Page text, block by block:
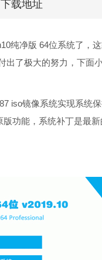
下载地址
纯净版 64位系统了，
出了极大的努力，下面
iso镜像系统实现系统
功能，系统补丁是最